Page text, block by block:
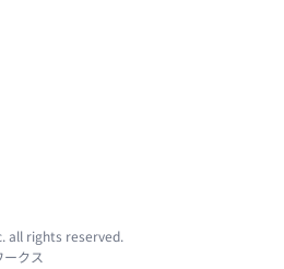
all rights reserved.
クス